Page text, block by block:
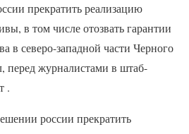
прекратить реализацию
в том числе отозвать гарантии
в северо-западной части Черного
перед журналистами в штаб-
.
россии прекратить